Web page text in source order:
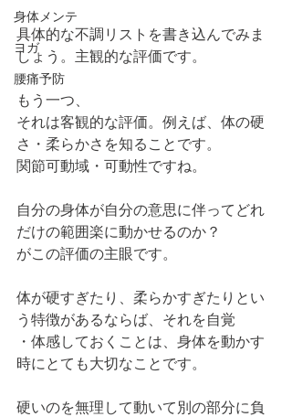
身体メンテ
ヨガ
腰痛予防
具体的な不調リストを書き込んでみま
しょう。主観的な評価です。
もう一つ、
それは客観的な評価。例えば、体の硬
さ・柔らかさを知ることです。
関節可動域・可動性ですね。
自分の身体が自分の意思に伴ってどれ
だけの範囲楽に動かせるのか？
がこの評価の主眼です。
体が硬すぎたり、柔らかすぎたりとい
う特徴があるならば、それを自覚
・体感しておくことは、身体を動かす
時にとても大切なことです。
硬いのを無理して動いて別の部分に負